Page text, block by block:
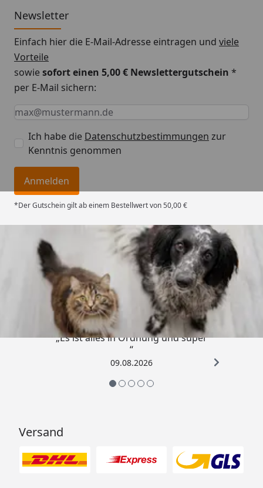
Newsletter
Einfach hier die E-Mail-Adresse eintragen und viele
Vorteile
sowiesofort einen 5,00 € Newslettergutschein *
per E-Mail sichern:
Keine Eingabe erforderlich
Eingabe erforderlich
E-Mail *
Ich habe die Datenschutzbestimmungen zur
Kenntnis genommen
Anmelden
*Der Gutschein gilt ab einem Bestellwert von 50,00 €
Trusted Shops
4,73/ 5
„Es ist alles in Ordnung und super
“
09.08.2026
Versand